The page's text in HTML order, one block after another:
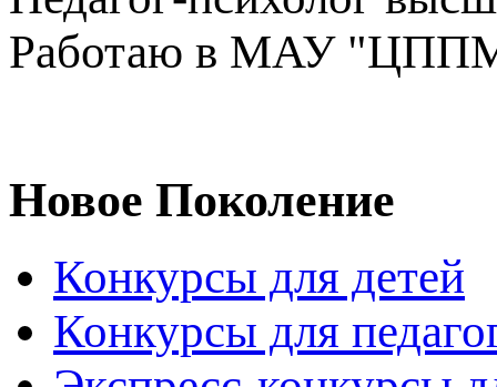
Работаю в МАУ
Новое Поколение
Конкурсы для детей
Конкурсы для